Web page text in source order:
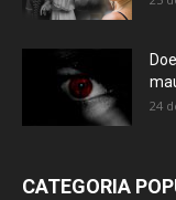
24
CATEGORIA